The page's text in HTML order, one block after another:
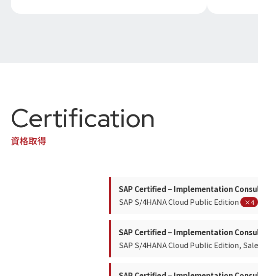
Certification
資格取得
SAP Certified – Implementation
SAP S/4HANA Cloud Public Edition
×4
SAP Certified – Implementation
SAP S/4HANA Cloud Public Edition,